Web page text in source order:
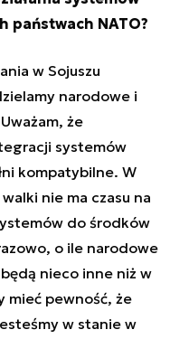
państwach NATO?
w Sojuszu
narodowe i
że
systemów
kompatybilne. W
nie ma czasu na
do środków
o ile narodowe
nieco inne niż w
mieć pewność, że
w stanie w